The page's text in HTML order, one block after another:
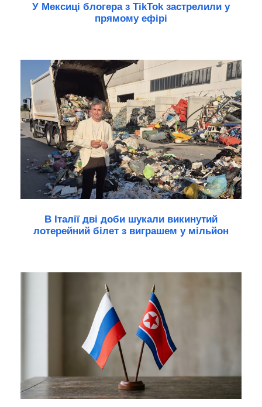
У Мексиці блогера з TikTok застрелили у
прямому ефірі
В Італії дві доби шукали викинутий
лотерейний білет з виграшем у мільйон